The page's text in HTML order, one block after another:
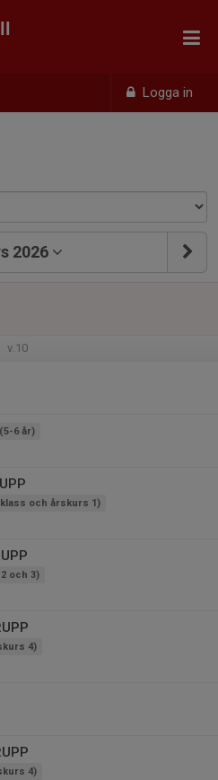
Logga in
2026
v.10
6 år)
och årskurs 1)
och 3)
4)
4)